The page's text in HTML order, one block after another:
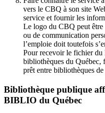
vers le CBQ à son site
service et fournir les
Le logo du CBQ peut être
ou de communication
l’emploie doit toutefois
Pour recevoir le fichier du
bibliothèques du Québec,
prêt entre bibliothèques
Bibliothèque publique
BIBLIO du Québec